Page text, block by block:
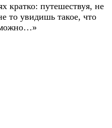
кратко: путешествуя, не
то увидишь такое, что